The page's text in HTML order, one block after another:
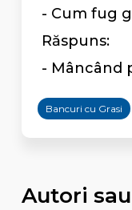
- Cum fug
Răspuns:
- Mâncând
Bancuri cu Grasi
Autori